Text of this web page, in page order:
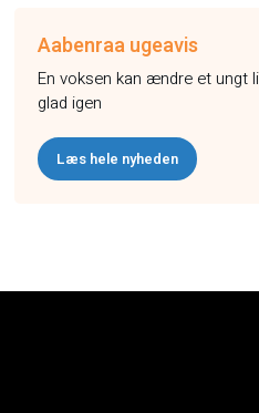
Aabenraa ugeavis
En voksen kan ændre et ungt
glad igen
Læs hele nyheden